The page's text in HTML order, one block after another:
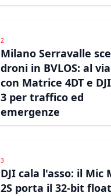
2
Milano Serravalle
droni in BVLOS: al
con Matrice 4DT e
3 per traffico ed
emergenze
3
DJI cala l'asso: il Mic
2S porta il 32-bit